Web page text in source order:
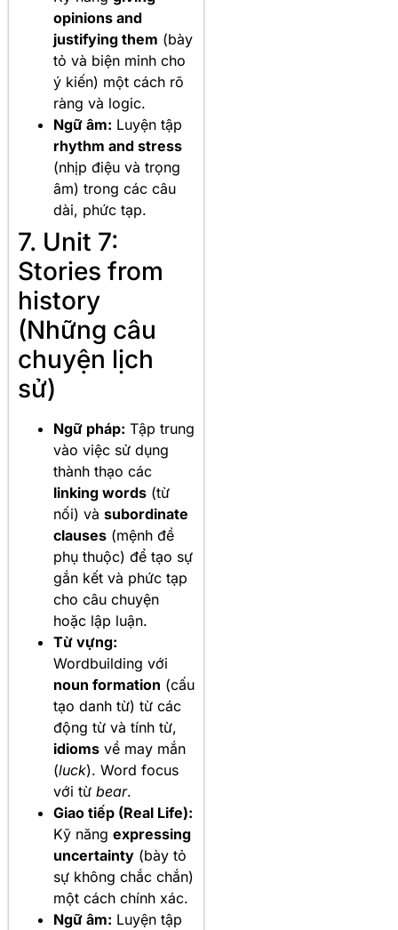
opinions and
justifying them (bày
tỏ và biện minh cho
ý kiến) một cách rõ
ràng và logic.
Ngữ âm: Luyện tập
rhythm and stress
(nhịp điệu và trọng
âm) trong các câu
dài, phức tạp.
7. Unit 7:
Stories from
history
(Những câu
chuyện lịch
sử)
Ngữ pháp: Tập trung
vào việc sử dụng
thành thạo các
linking words (từ
nối) và subordinate
clauses (mệnh đề
phụ thuộc) để tạo sự
gắn kết và phức tạp
cho câu chuyện
hoặc lập luận.
Từ vựng:
Wordbuilding với
noun formation (cấu
tạo danh từ) từ các
động từ và tính từ,
idioms về may mắn
(luck). Word focus
với từ bear.
Giao tiếp (Real Life):
Kỹ năng expressing
uncertainty (bày tỏ
sự không chắc chắn)
một cách chính xác.
Ngữ âm: Luyện tập